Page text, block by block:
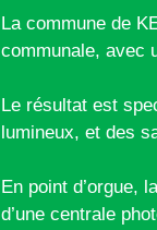
La commune de
communale, avec
Le résultat est
lumineux, et des
En point d’orgue,
d’une centrale